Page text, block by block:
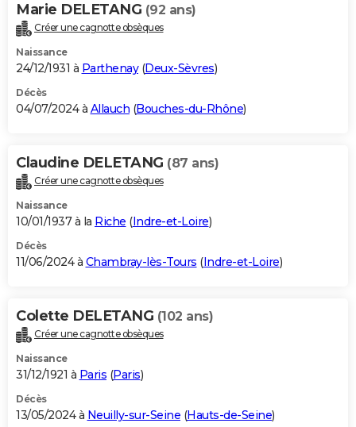
Marie DELETANG (92 ans)
Créer une cagnotte obsèques
Naissance
24/12/1931 à Parthenay(Deux-Sèvres)
Décès
04/07/2024 à Allauch (Bouches-du-Rhône)
Claudine DELETANG (87 ans)
Créer une cagnotte obsèques
Naissance
10/01/1937 à la Riche (Indre-et-Loire)
Décès
11/06/2024 à Chambray-lès-Tours (Indre-et-Loire)
Colette DELETANG (102 ans)
Créer une cagnotte obsèques
Naissance
31/12/1921 à Paris (Paris)
Décès
13/05/2024 à Neuilly-sur-Seine (Hauts-de-Seine)